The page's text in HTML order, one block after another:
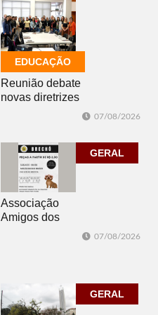
EDUCAÇÃO
Reunião debate
novas diretrizes
perspectiva
inclusiva
07/08/2026
GERAL
Associação
Amigos dos
07/08/2026
GERAL